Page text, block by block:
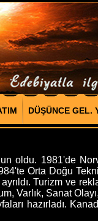
DÜŞÜNCE GEL.
oldu. 1981'de
Orta Doğu
Turizm ve
Varlık, Sanat
hazırladı.